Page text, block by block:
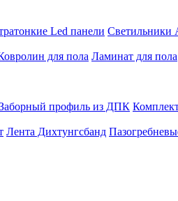
Led панели Светильники
для пола Ламинат для пола
профиль из ДПК
Лента Дихтунгсбанд